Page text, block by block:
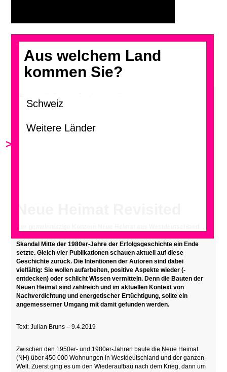
Aus welchem Land
kommen Sie?
>
Skandal Mitte der 1980er-Jahre der Erfolgsgeschichte ein Ende
setzte. Gleich vier Publikationen schauen aktuell auf diese
Geschichte zurück. Die Intentionen der Autoren sind dabei
vielfältig: Sie wollen aufarbeiten, positive Aspekte wieder (-
entdecken) oder schlicht Wissen vermitteln. Denn die Bauten der
Neuen Heimat sind zahlreich und im aktuellen Kontext von
Nachverdichtung und energetischer Ertüchtigung, sollte ein
angemesserner Umgang mit damit gefunden werden.
Text: Julian Bruns – 9.4.2019
Zwischen den 1950er- und 1980er-Jahren baute die Neue Heimat
(NH) über 450 000 Wohnungen in Westdeutschland und der ganzen
Welt. Zuerst ging es um den Wiederaufbau nach dem Krieg, dann um